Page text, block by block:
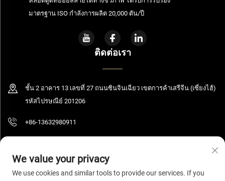
มาตรฐาน ISO กำลังการผลิต 20,000 ตัน/ปี
ติดต่อเรา
ชั้น 2 อาคาร 13 เลขที่ 27 ถนนซินจินเฉียว เขตการค้าเสรีจีน (เซี่ยงไฮ้)
รหัสไปรษณีย์ 201206
+86-13632980911
We value your privacy
We use cookies and similar tools to provide our services. If you